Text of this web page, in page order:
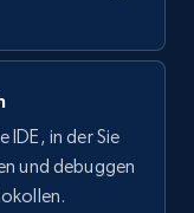
in der Sie
und debuggen